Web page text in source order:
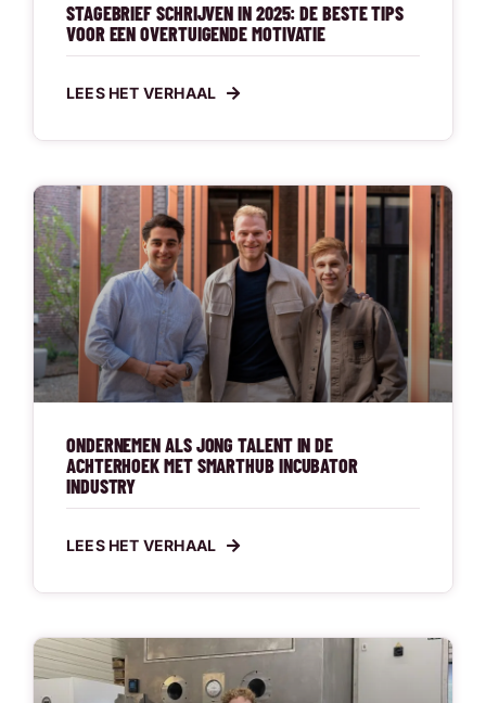
STAGEBRIEF SCHRIJVEN IN 2025: DE BESTE TIPS
VOOR EEN OVERTUIGENDE MOTIVATIE
LEES HET VERHAAL
ONDERNEMEN ALS JONG TALENT IN DE
ACHTERHOEK MET SMARTHUB INCUBATOR
INDUSTRY
LEES HET VERHAAL